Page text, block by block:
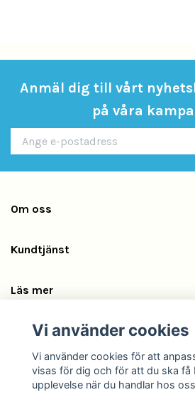
Anmäl dig till vårt
på våra
Om oss
Kundtjänst
Läs mer
Sociala medier
Vi använder cookies
Vi använder cookies för att
visas för dig och för att du ska få
upplevelse när du handlar hos